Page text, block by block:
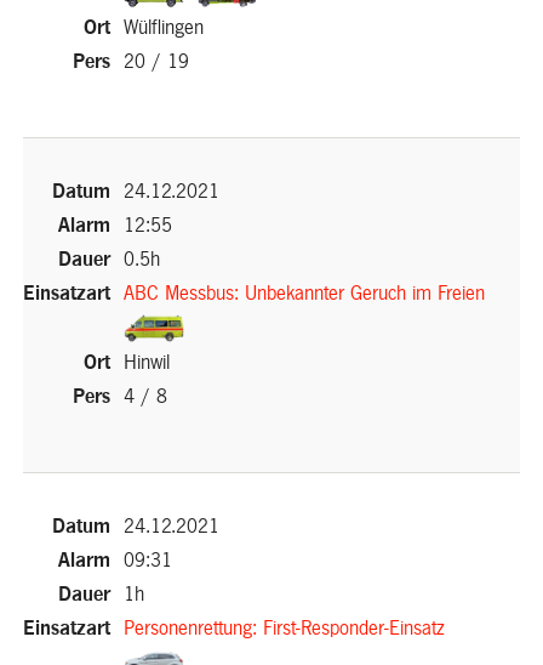
Link)
Wülflingen
20 / 19
24.12.2021
12:55
0.5h
ABC Messbus: Unbekannter Geruch im Freien
Hinwil
4 / 8
24.12.2021
09:31
1h
Personenrettung: First-Responder-Einsatz